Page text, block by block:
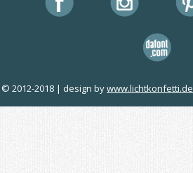
© 2012-2018 | design bywww.lichtkonfetti.de